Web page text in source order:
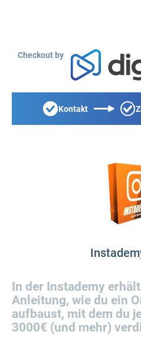
Checkout by
Kontakt
In der Instademy
Anleitung, wie du ein
aufbaust, mit dem du
3000€ (und mehr)